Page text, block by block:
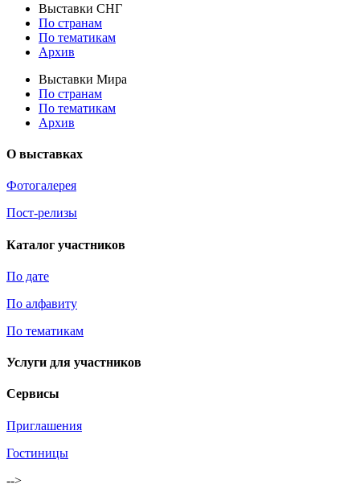
Выставки СНГ
По странам
По тематикам
Архив
Выставки Мира
По странам
По тематикам
Архив
О выставках
Фотогалерея
Пост-релизы
Каталог участников
По дате
По алфавиту
По тематикам
Услуги для участников
Сервисы
Приглашения
Гостиницы
-->